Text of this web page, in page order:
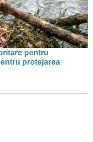
pentru
protejarea